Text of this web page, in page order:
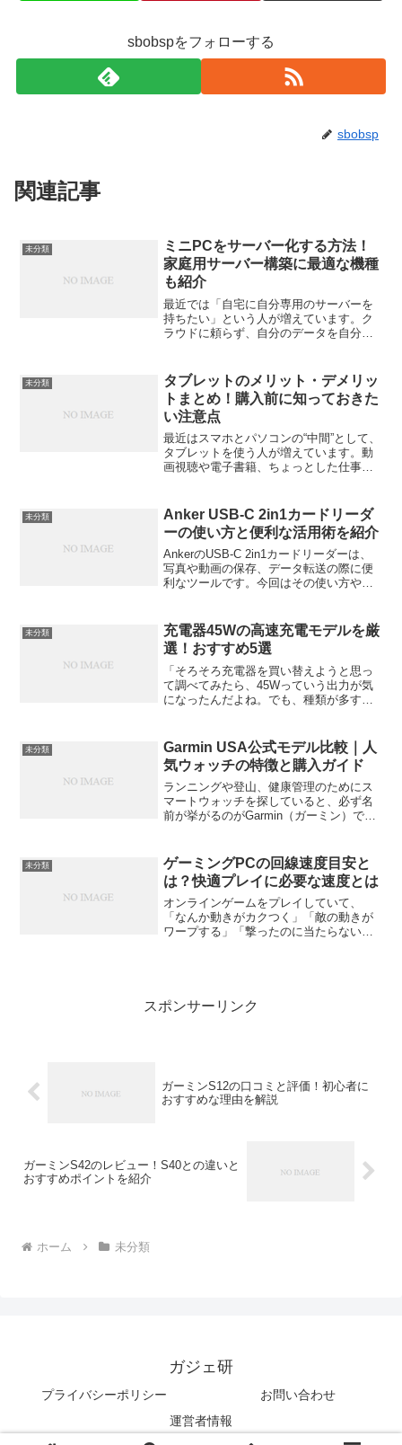
sbobspをフォローする
sbobsp
関連記事
未分類
ミニPCをサーバー化する方法！
家庭用サーバー構築に最適な機種
も紹介
最近では「自宅に自分専用のサーバーを
持ちたい」という人が増えています。ク
ラウドに頼らず、自分のデータを自分で
方法です。この記事では、ミニPCを使っ
て家庭用サーバーを...
未分類
タブレットのメリット・デメリッ
トまとめ！購入前に知っておきた
い注意点
最近はスマホとパソコンの“中間”として、
タブレットを使う人が増えています。動
画視聴や電子書籍、ちょっとした仕事の
ンの代わりになる？」「安いモデルでも
大丈夫？」と迷うこと...
未分類
Anker USB-C 2in1カードリーダ
ーの使い方と便利な活用術を紹介
AnkerのUSB-C 2in1カードリーダーは、
写真や動画の保存、データ転送の際に便
利なツールです。今回はその使い方や活
す。特に、旅行先や外出先で活躍する場
面が多く、持...
未分類
充電器45Wの高速充電モデルを厳
選！おすすめ5選
「そろそろ充電器を買い替えようと思っ
て調べてみたら、45Wっていう出力が気
になったんだよね。でも、種類が多すぎ
でしょうか。確かに、最近は45W対応の
充電器がたくさん登場...
未分類
Garmin USA公式モデル比較｜人
気ウォッチの特徴と購入ガイド
ランニングや登山、健康管理のためにス
マートウォッチを探していると、必ず名
前が挙がるのがGarmin（ガーミン）で
れています。今回は「Garmin USA公式モ
デル比較」...
未分類
ゲーミングPCの回線速度目安と
は？快適プレイに必要な速度とは
オンラインゲームをプレイしていて、
「なんか動きがカクつく」「敵の動きが
ワープする」「撃ったのに当たらない」
スポンサーリンク
ガーミンS12の口コミと評価！初心者に
おすすめな理由を解説
ガーミンS42のレビュー！S40との違いと
おすすめポイントを紹介
ホーム 未分類
ガジェ研
プライバシーポリシー
お問い合わせ
運営者情報